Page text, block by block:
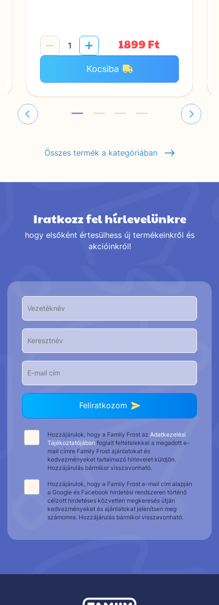
1899 Ft
Kocsiba
Összes termék a kategóriában
Iratkozz fel hírlevelünkre
hogy elsőként értesülhess új termékeinkről és
akcióinkról!
Feliratkozom
Hozzájárulok, hogy a Family Frost az Adatkezelési
Tájékoztatójában foglalt feltételekkel a megadott e-
mail címre Family Frost ajánlatokat és
kedvezményeket tartalmazó hírlevelet küldjön.
Hozzájárulás bármikor visszavonható.
Hozzájárulok, hogy a Family Frost e-mail cím alapján
a Google és Facebook hirdetési rendszeren történő
célzott hirdetéses közvetlen megkeresés útján
kedvezményeket és ajánlatokat jelenítsen meg
számomra. Hozzájárulás bármikor visszavonható.